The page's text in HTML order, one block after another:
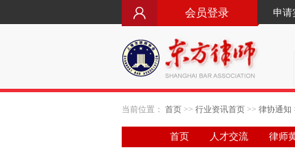
会员登录 申请
当前位置： 首页 >> 行业资讯首页 >> 律协通知
首页 人才交流 律师